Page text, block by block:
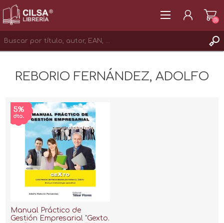
INICIAR SESIÓN
(0)
REBORIO FERNÁNDEZ, ADOLFO
Manual Práctico de
Gestión Empresarial "Gexto.